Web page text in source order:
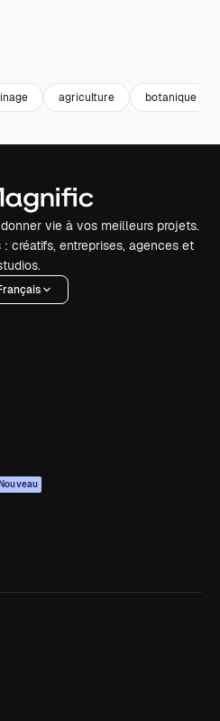
agriculture botanique
vie à vos meilleurs projets.
: créatifs, entreprises, agences et